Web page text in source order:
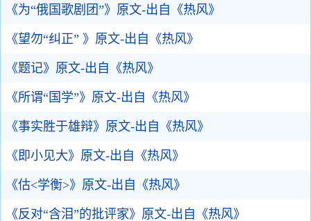
《为“俄国歌剧团”》原文-出自《热风》
《望勿“纠正” 》原文-出自《热风》
《题记》原文-出自《热风》
《所谓“国学”》原文-出自《热风》
《事实胜于雄辩》原文-出自《热风》
《即小见大》原文-出自《热风》
《估<学衡>》原文-出自《热风》
《反对“含泪”的批评家》原文-出自《热风》